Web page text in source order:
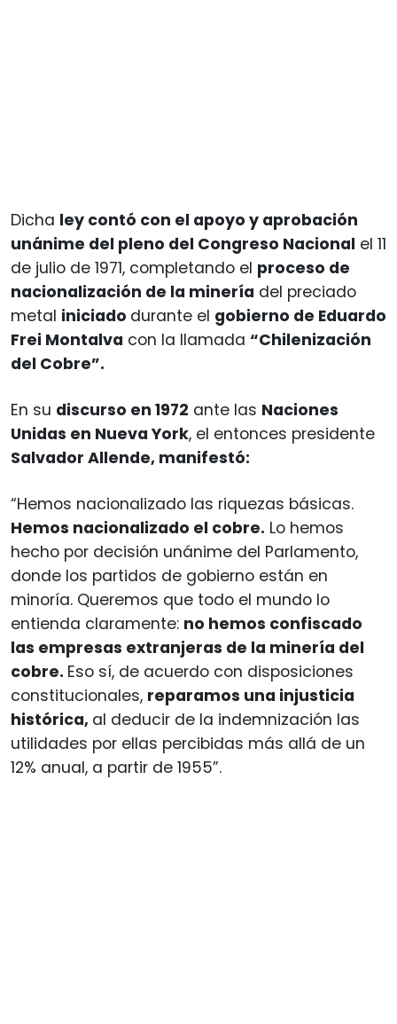
Dicha ley contó con el apoyo y aprobación
unánime del pleno del Congreso Nacional el 11
de julio de 1971, completando el proceso de
nacionalización de la minería del preciado
metal iniciado durante el gobierno de Eduardo
Frei Montalva con la llamada “Chilenización
del Cobre”.
En su discurso en 1972 ante las Naciones
Unidas en Nueva York, el entonces presidente
Salvador Allende, manifestó:
“Hemos nacionalizado las riquezas básicas.
Hemos nacionalizado el cobre. Lo hemos
hecho por decisión unánime del Parlamento,
donde los partidos de gobierno están en
minoría. Queremos que todo el mundo lo
entienda claramente: no hemos confiscado
las empresas extranjeras de la minería del
cobre. Eso sí, de acuerdo con disposiciones
constitucionales, reparamos una injusticia
histórica, al deducir de la indemnización las
utilidades por ellas percibidas más allá de un
12% anual, a partir de 1955”.